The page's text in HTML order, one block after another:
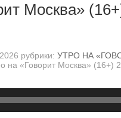
Москва»
рубрики: УТРО НА
на «Говорит Москва» (16+)